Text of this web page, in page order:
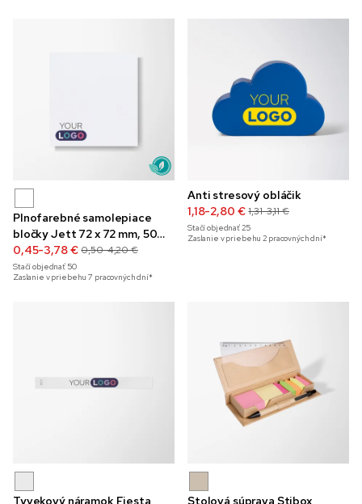
Plnofarebné samolepiace
bločky Jett 72 x 72 mm, 50
listov
0,45-3,78 € 0,50-4,20 €
Stačí objednať 50
Zaslanie v priebehu 7 pracovných dní*
Anti stresový obláčik
1,18-2,80 € 1,31-3,11 €
Stačí objednať25
Zaslanie v priebehu 2 pracovných dní*
Tyvekový náramok Fiesta Stolová súprava Stibox